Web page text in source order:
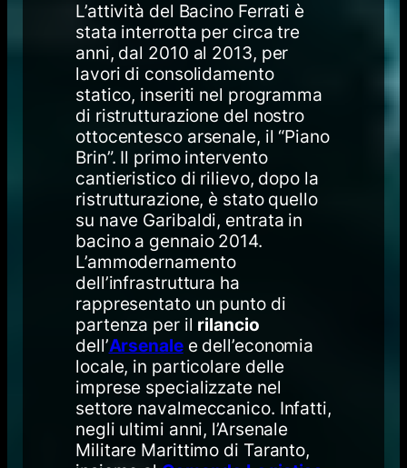
L’attività del Bacino Ferrati è
stata interrotta per circa tre
anni, dal 2010 al 2013, per
lavori di consolidamento
statico, inseriti nel programma
di ristrutturazione del nostro
ottocentesco arsenale, il “Piano
Brin”. Il primo intervento
cantieristico di rilievo, dopo la
ristrutturazione, è stato quello
su nave Garibaldi, entrata in
bacino a gennaio 2014.
L’ammodernamento
dell’infrastruttura ha
rappresentato un punto di
partenza per il rilancio
dell’Arsenalee dell’economia
locale, in particolare delle
imprese specializzate nel
settore navalmeccanico. Infatti,
negli ultimi anni, l’Arsenale
Militare Marittimo di Taranto,